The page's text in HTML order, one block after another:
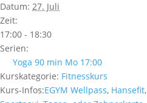
Datum: 27. Juli
Zeit:
17:00 - 18:30
Serien:
Yoga 90 min Mo 17:00
Kurskategorie: Fitnesskurs
Kurs-Infos:EGYM Wellpass, Hansefit,